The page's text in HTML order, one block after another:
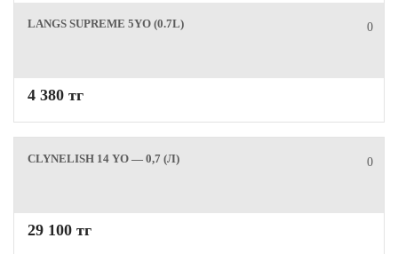
0
LANGS SUPREME 5YO (0.7L)
4 380 тг
0
CLYNELISH 14 YO — 0,7 (Л)
29 100 тг